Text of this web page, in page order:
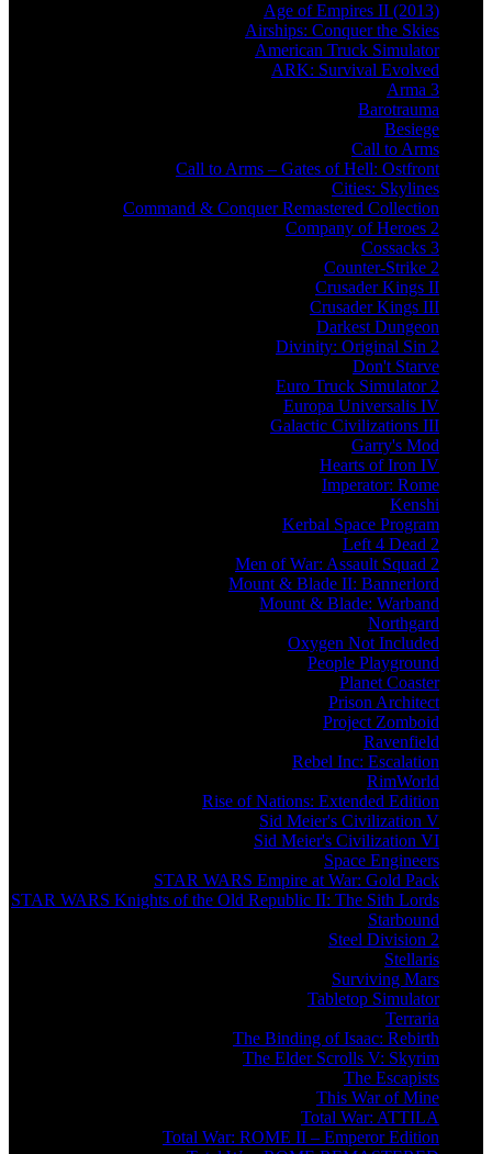
Age of Empires II (2013)
Airships: Conquer the Skies
American Truck Simulator
ARK: Survival Evolved
Arma 3
Barotrauma
Besiege
Call to Arms
Call to Arms – Gates of Hell: Ostfront
Cities: Skylines
Command & Conquer Remastered Collection
Company of Heroes 2
Cossacks 3
Counter-Strike 2
Crusader Kings II
Crusader Kings III
Darkest Dungeon
Divinity: Original Sin 2
Don't Starve
Euro Truck Simulator 2
Europa Universalis IV
Galactic Civilizations III
Garry's Mod
Hearts of Iron IV
Imperator: Rome
Kenshi
Kerbal Space Program
Left 4 Dead 2
Men of War: Assault Squad 2
Mount & Blade II: Bannerlord
Mount & Blade: Warband
Northgard
Oxygen Not Included
People Playground
Planet Coaster
Prison Architect
Project Zomboid
Ravenfield
Rebel Inc: Escalation
RimWorld
Rise of Nations: Extended Edition
Sid Meier's Civilization V
Sid Meier's Civilization VI
Space Engineers
STAR WARS Empire at War: Gold Pack
STAR WARS Knights of the Old Republic II: The Sith Lords
Starbound
Steel Division 2
Stellaris
Surviving Mars
Tabletop Simulator
Terraria
The Binding of Isaac: Rebirth
The Elder Scrolls V: Skyrim
The Escapists
This War of Mine
Total War: ATTILA
Total War: ROME II – Emperor Edition